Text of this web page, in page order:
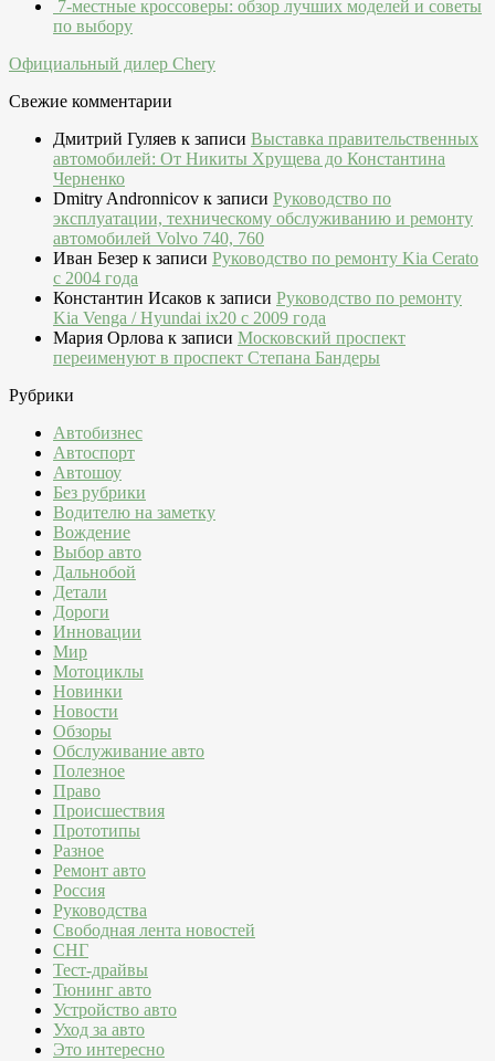
7-местные кроссоверы: обзор лучших моделей и советы
по выбору
Официальный дилер Chery
Свежие комментарии
Дмитрий Гуляев к записи Выставка правительственных
автомобилей: От Никиты Хрущева до Константина
Черненко
Dmitry Andronnicov к записи Руководство по
эксплуатации, техническому обслуживанию и ремонту
автомобилей Volvo 740, 760
Иван Безер к записи Руководство по ремонту Kia Cerato
c 2004 года
Константин Исаков к записи Руководство по ремонту
Kia Venga / Hyundai ix20 c 2009 года
Мария Орлова к записи Московский проспект
переименуют в проспект Степана Бандеры
Рубрики
Автобизнес
Автоспорт
Автошоу
Без рубрики
Водителю на заметку
Вождение
Выбор авто
Дальнобой
Детали
Дороги
Инновации
Мир
Мотоциклы
Новинки
Новости
Обзоры
Обслуживание авто
Полезное
Право
Происшествия
Прототипы
Разное
Ремонт авто
Россия
Руководства
Свободная лента новостей
СНГ
Тест-драйвы
Тюнинг авто
Устройство авто
Уход за авто
Это интересно